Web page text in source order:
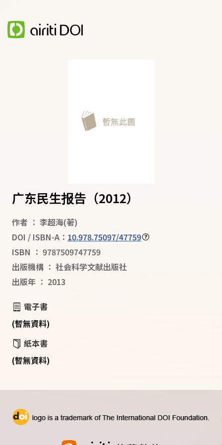
广东民生报告（2012）
作者 ： 李超海(著)
DOI / ISBN-A： 10.978.75097/47759
ISBN ： 9787509747759
出版機構 ： 社会科学文献出版社
出版年 ： 2013
電子書
(暫無資料)
紙本書
(暫無資料)